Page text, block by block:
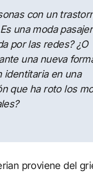
con un
una moda
por las redes? ¿O
una nueva
identitaria en una
que ha roto los
proviene del